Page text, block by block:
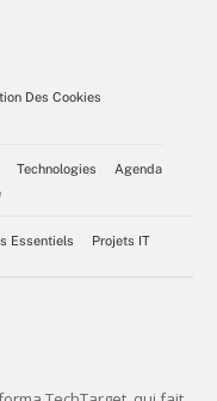
Des Cookies
Technologies
Agenda
Essentiels Projets IT